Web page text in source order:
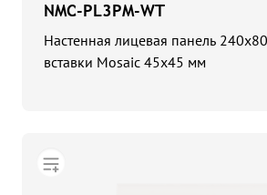
NMC-PL3PM-WT
Настенная лицевая панель
вставки Mosaic 45x45 мм